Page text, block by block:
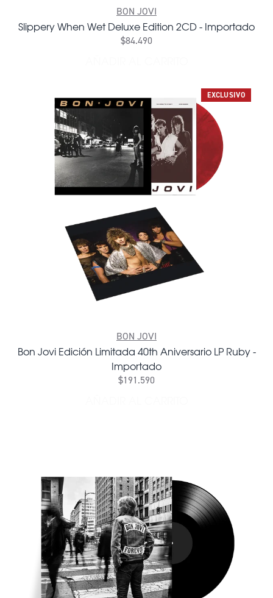
BON JOVI
Slippery When Wet Deluxe Edition 2CD - Importado
$84.490
EXCLUSIVO
BON JOVI
Bon Jovi Edición Limitada 40th Aniversario LP Ruby -
Importado
$191.590